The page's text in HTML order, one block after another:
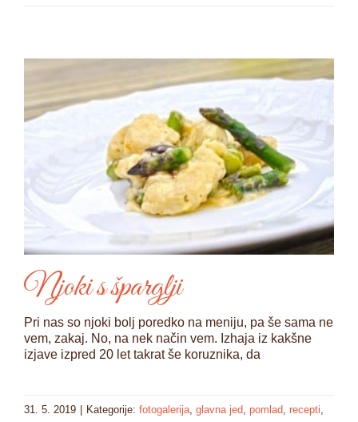
Njoki s šparglji
Pri nas so njoki bolj poredko na meniju, pa še sama ne
vem, zakaj. No, na nek način vem. Izhaja iz kakšne
izjave izpred 20 let takrat še koruznika, da
31. 5. 2019 | Kategorije: fotogalerija glavna jed pomlad recepti